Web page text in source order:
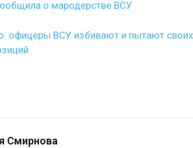
о мародерстве ВСУ
офицеры ВСУ избивают и пытают
Смирнова